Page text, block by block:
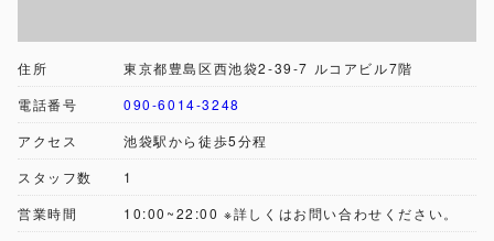
住所
東京都豊島区西池袋2-39-7 ルコアビル7階
電話番号
090-6014-3248
アクセス
池袋駅から徒歩5分程
スタッフ数
1
営業時間
10:00~22:00 ※詳しくはお問い合わせください。